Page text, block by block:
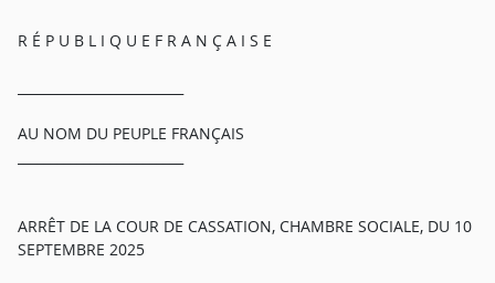
R É P U B L I Q U E F R A N Ç A I S E
AU NOM DU PEUPLE FRANÇAIS
ARRÊT DE LA COUR DE CASSATION, CHAMBRE SOCIALE, DU 10
SEPTEMBRE 2025